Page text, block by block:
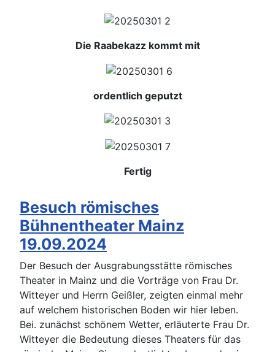
Die Raabekazz kommt mit
ordentlich geputzt
Fertig
Besuch römisches
Bühnentheater Mainz
19.09.2024
Der Besuch der Ausgrabungsstätte römisches
Theater in Mainz und die Vorträge von Frau Dr.
Witteyer und Herrn Geißler, zeigten einmal mehr
auf welchem historischen Boden wir hier leben.
Bei. zunächst schönem Wetter, erläuterte Frau Dr.
Witteyer die Bedeutung dieses Theaters für das